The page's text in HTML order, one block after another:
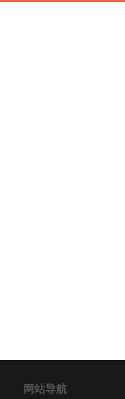
网站导航